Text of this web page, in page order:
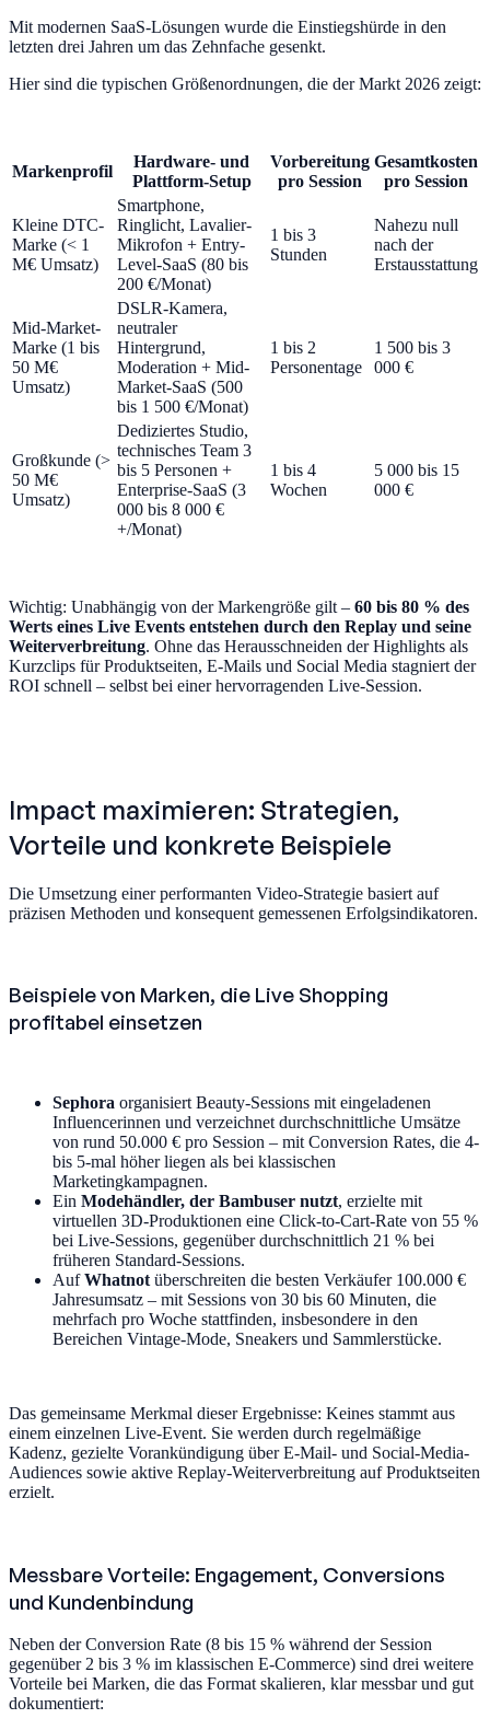
Mit modernen SaaS-Lösungen wurde die Einstiegshürde in den
letzten drei Jahren um das Zehnfache gesenkt.
Hier sind die typischen Größenordnungen, die der Markt 2026 zeigt:
Markenprofil
Hardware- und
Plattform-Setup
Vorbereitung
pro Session
Gesamtkosten
pro Session
Kleine DTC-
Marke (< 1
M€ Umsatz)
Smartphone,
Ringlicht, Lavalier-
Mikrofon + Entry-
Level-SaaS (80 bis
200 €/Monat)
1 bis 3
Stunden
Nahezu null
nach der
Erstausstattung
Mid-Market-
Marke (1 bis
50 M€
Umsatz)
DSLR-Kamera,
neutraler
Hintergrund,
Moderation + Mid-
Market-SaaS (500
bis 1 500 €/Monat)
1 bis 2
Personentage
1 500 bis 3
000 €
Großkunde (>
50 M€
Umsatz)
Dediziertes Studio,
technisches Team 3
bis 5 Personen +
Enterprise-SaaS (3
000 bis 8 000 €
+/Monat)
1 bis 4
Wochen
5 000 bis 15
000 €
Wichtig: Unabhängig von der Markengröße gilt – 60 bis 80 % des
Werts eines Live Events entstehen durch den Replay und seine
Weiterverbreitung. Ohne das Herausschneiden der Highlights als
Kurzclips für Produktseiten, E-Mails und Social Media stagniert der
ROI schnell – selbst bei einer hervorragenden Live-Session.
Impact maximieren: Strategien,
Vorteile und konkrete Beispiele
Die Umsetzung einer performanten Video-Strategie basiert auf
präzisen Methoden und konsequent gemessenen Erfolgsindikatoren.
Beispiele von Marken, die Live Shopping
profitabel einsetzen
Sephora organisiert Beauty-Sessions mit eingeladenen
Influencerinnen und verzeichnet durchschnittliche Umsätze
von rund 50.000 € pro Session – mit Conversion Rates, die 4-
bis 5-mal höher liegen als bei klassischen
Marketingkampagnen.
Ein Modehändler, der Bambuser nutzt, erzielte mit
virtuellen 3D-Produktionen eine Click-to-Cart-Rate von 55 %
bei Live-Sessions, gegenüber durchschnittlich 21 % bei
früheren Standard-Sessions.
AufWhatnot überschreiten die besten Verkäufer 100.000 €
Jahresumsatz – mit Sessions von 30 bis 60 Minuten, die
mehrfach pro Woche stattfinden, insbesondere in den
Bereichen Vintage-Mode, Sneakers und Sammlerstücke.
Das gemeinsame Merkmal dieser Ergebnisse: Keines stammt aus
einem einzelnen Live-Event. Sie werden durch regelmäßige
Kadenz, gezielte Vorankündigung über E-Mail- und Social-Media-
Audiences sowie aktive Replay-Weiterverbreitung auf Produktseiten
erzielt.
Messbare Vorteile: Engagement, Conversions
und Kundenbindung
Neben der Conversion Rate (8 bis 15 % während der Session
gegenüber 2 bis 3 % im klassischen E-Commerce) sind drei weitere
Vorteile bei Marken, die das Format skalieren, klar messbar und gut
dokumentiert: